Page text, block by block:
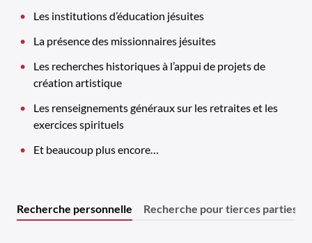
Les institutions d’éducation jésuites
La présence des missionnaires jésuites
Les recherches historiques à l’appui de projets de
création artistique
Les renseignements généraux sur les retraites et les
exercices spirituels
Et beaucoup plus encore…
Recherche personnelle Recherche pour tierces parties